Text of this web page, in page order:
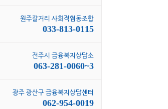
원주갈거리 사회적협동조합
033-813-0115
전주시 금융복지상담소
063-281-0060~3
광주 광산구 금융복지상담센터
062-954-0019